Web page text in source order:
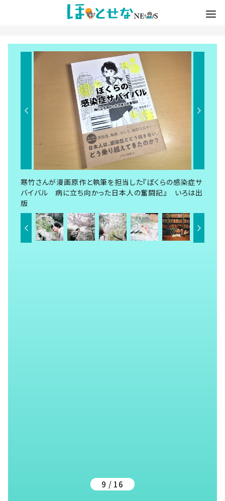
寒竹さんが漫画原作と執筆を担当した『ぼくらの感染症サ
バイバル 病に立ち向かった日本人の奮闘記』 いろは出
版
9 / 16